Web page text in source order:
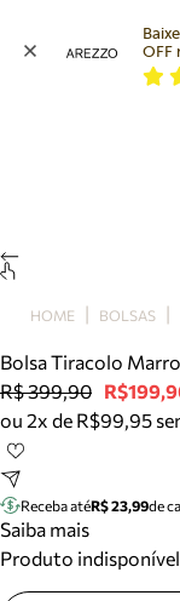
Bolsa
Tamanco
Tênis
Mule
Tire dúvidas
Meus pedidos
Acompanhe
OFF
HOME BOLSAS
Bolsa Tiracolo
R$ 399,90
ou 2x de R$99,95
Receba atéR$ 23,99de
Saiba mais
Produto indisponível